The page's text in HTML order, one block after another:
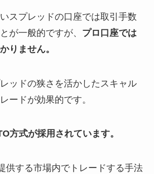
スプレッドの口座では取引手数
が一般的ですが、 プロ口座では
りません。
ッドの狭さを活かしたスキャル
ードが効果的です。
方式が採用されています。
供する市場内でトレードする手法